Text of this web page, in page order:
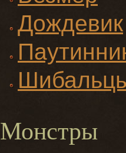
Дождевик
Монстры